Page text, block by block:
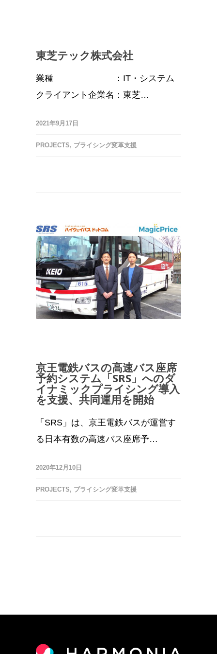
東芝テック株式会社
業種 ：IT・システム
クライアント企業名：東芝…
2021年9月17日
PROJECTS, プライシング変革支援
京王電鉄バスの高速バス座席
予約システム「SRS」へのダ
イナミックプライシング導入
を支援、共同運用を開始
「SRS」は、京王電鉄バスが運営す
る日本有数の高速バス座席予…
2020年12月10日
PROJECTS, プライシング変革支援